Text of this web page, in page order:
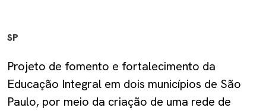
SP
Projeto de fomento e fortalecimento da
Educação Integral em dois municípios de São
Paulo, por meio da criação de uma rede de